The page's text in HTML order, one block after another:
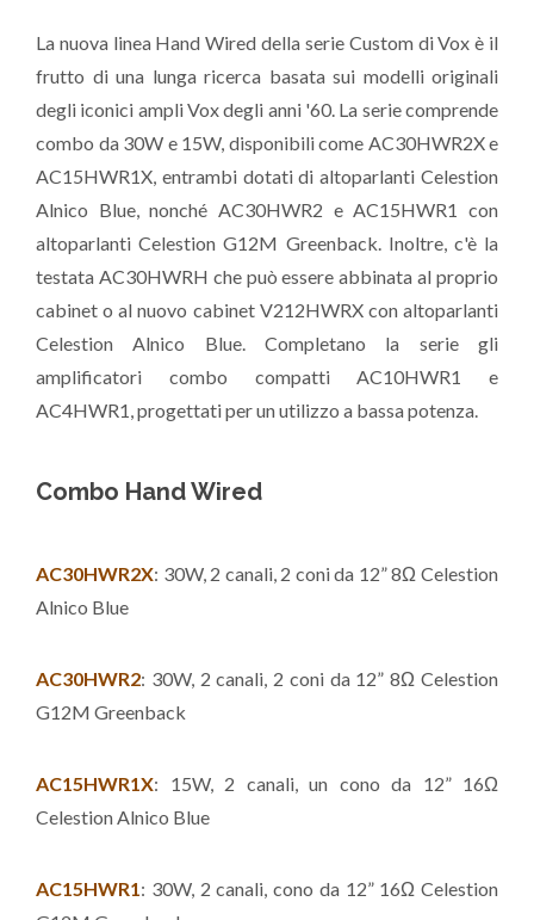
La nuova linea Hand Wired della serie Custom di Vox è il
frutto di una lunga ricerca basata sui modelli originali
degli iconici ampli Vox degli anni '60. La serie comprende
combo da 30W e 15W, disponibili come AC30HWR2X e
AC15HWR1X, entrambi dotati di altoparlanti Celestion
Alnico Blue, nonché AC30HWR2 e AC15HWR1 con
altoparlanti Celestion G12M Greenback. Inoltre, c'è la
testata AC30HWRH che può essere abbinata al proprio
cabinet o al nuovo cabinet V212HWRX con altoparlanti
Celestion Alnico Blue. Completano la serie gli
amplificatori combo compatti AC10HWR1 e
AC4HWR1, progettati per un utilizzo a bassa potenza.
Combo Hand Wired
AC30HWR2X: 30W, 2 canali, 2 coni da 12” 8Ω Celestion
Alnico Blue
AC30HWR2: 30W, 2 canali, 2 coni da 12” 8Ω Celestion
G12M Greenback
AC15HWR1X: 15W, 2 canali, un cono da 12” 16Ω
Celestion Alnico Blue
AC15HWR1: 30W, 2 canali, cono da 12” 16Ω Celestion